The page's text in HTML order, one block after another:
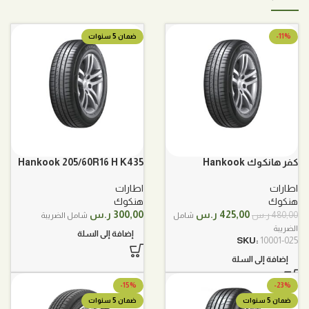
-11%
كفر هانكوك Hankook
اطارات
هنكوك
480,00ر.س السعر
هو:
425,00 ر.س السعر
شامل
الضريبة
SKU: 10001-025
إضافة إلى السلة
ضمان 5 سنوات
Hankook 205/60R16 H K435
اطارات
هنكوك
300,00 ر.س شامل الضريبة
إضافة إلى السلة
-23%
ضمان 5 سنوات
-15%
ضمان 5 سنوات